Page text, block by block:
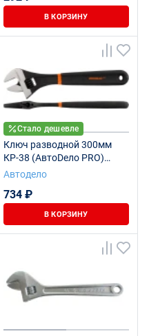
В КОРЗИНУ
Стало дешевле
Ключ разводной 300мм
КР-38 (АвтоDело PRO)
36523
Автодело
734 ₽
В КОРЗИНУ